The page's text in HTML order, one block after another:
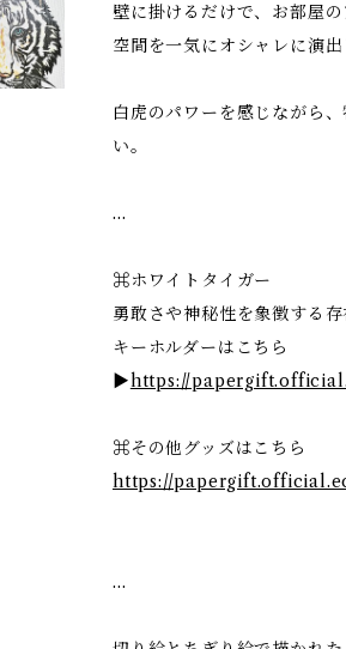
壁に掛けるだけで、お部屋の
空間を一気にオシャレに演出
白虎のパワーを感じながら
い。
…
⌘ホワイトタイガー
勇敢さや神秘性を象徴する存
キーホルダーはこちら
▶https://
⌘その他グッズはこちら
https://
…